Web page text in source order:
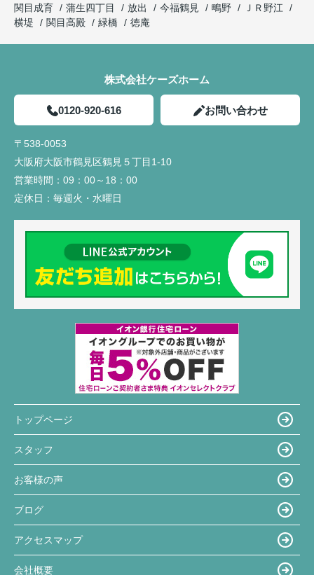
関目成育
蒲生四丁目 放出 今福鶴見 鴫野
ＪＲ野江
横堤
関目高殿 緑橋 徳庵
株式会社ケーズホーム
0120-920-616 お問い合わせ
〒538-0053
大阪府大阪市鶴見区鶴見５丁目1-10
営業時間： 09：00～18：00
定休日： 毎週火・水曜日
トップページ
スタッフ
お客様の声
ブログ
アクセスマップ
会社概要